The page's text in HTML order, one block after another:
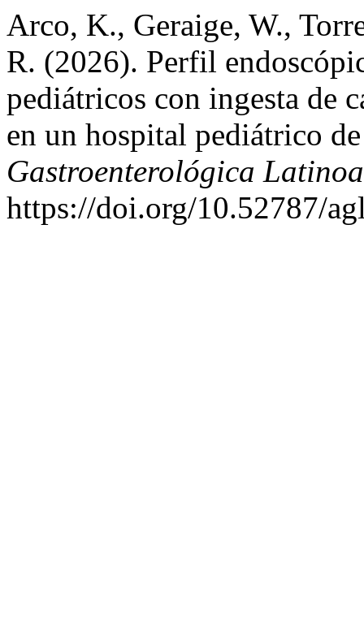
Arco, K., Geraige, W.,
R. (2026). Perfil
pediátricos con ingesta de
en un hospital pediátrico
Gastroenterológica
https://doi.org/10.52787/